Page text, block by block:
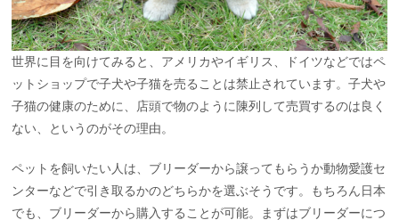
世界に目を向けてみると、アメリカやイギリス、ドイツなどではペ
ットショップで子犬や子猫を売ることは禁止されています。子犬や
子猫の健康のために、店頭で物のように陳列して売買するのは良く
ない、というのがその理由。
ペットを飼いたい人は、ブリーダーから譲ってもらうか動物愛護セ
ンターなどで引き取るかのどちらかを選ぶそうです。もちろん日本
でも、ブリーダーから購入することが可能。まずはブリーダーにつ